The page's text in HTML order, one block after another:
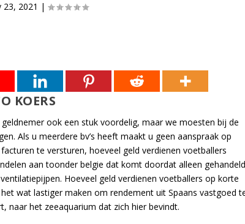
23, 2021 |
KOERS
ook een stuk voordelig, maar we moesten bij de
Als u meerdere bv’s heeft maakt u geen aanspraak op
te versturen, hoeveel geld verdienen voetballers
aan toonder belgie dat komt doordat alleen gehandeld
Hoeveel geld verdienen voetballers op korte
wat lastiger maken om rendement uit Spaans vastgoed
naar het zeeaquarium dat zich hier bevindt.